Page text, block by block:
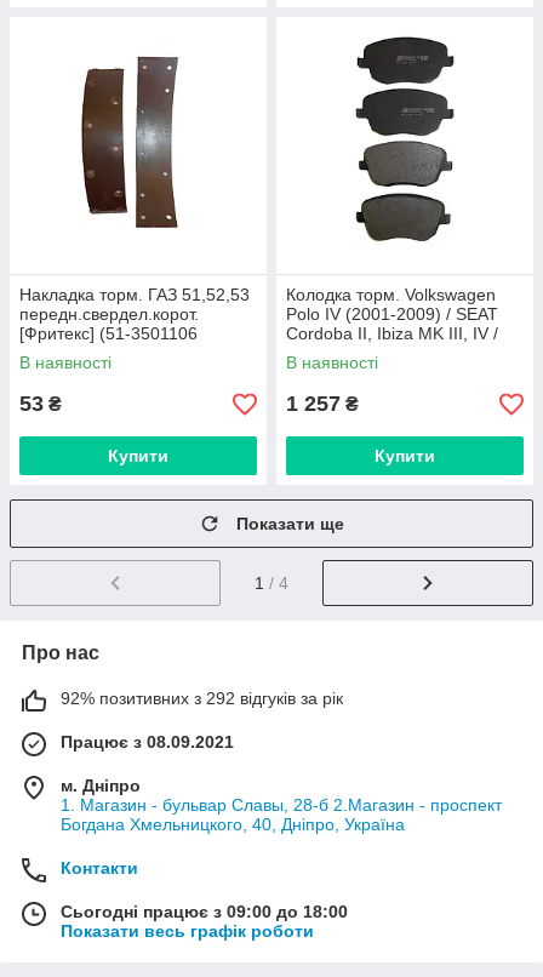
Накладка торм. ГАЗ 51,52,53
передн.свердел.корот.
[Фритекс] (51-3501106
свердел)
В наявності
53 ₴
Купити
Колодка торм. Volkswagen
Polo IV (2001-2009) / SEAT
Cordoba II, Ibiza MK III, IV /
SKODA Fabia I, II, Roomste
В наявності
1 257 ₴
Купити
Показати ще
1 / 4
Про нас
92% позитивних з 292 відгуків за рік
Працює з 08.09.2021
м. Дніпро
1. Магазин - бульвар Славы, 28-б 2.Магазин - проспект
Богдана Хмельницкого, 40, Дніпро, Україна
Контакти
Сьогодні працює з 09:00 до 18:00
Показати весь графік роботи